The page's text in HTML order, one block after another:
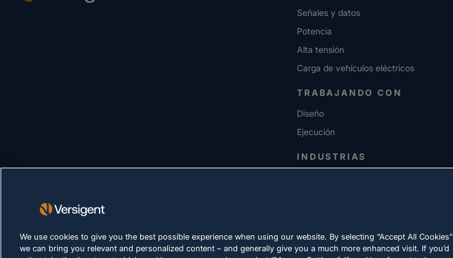
Señales y datos
Potencia
Alta tensión
Carga de vehículos eléctricos
TRABAJANDO CON
Diseño
Ejecución
INDUSTRIAS
We use cookies to give you the best possible experience when using our website. By selecting “Accept All Cookies”
we can bring you relevant and personalized content – and generally give you a much more enhanced visit. If you’d